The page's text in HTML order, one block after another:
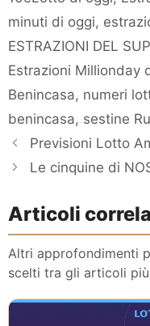
minuti di oggi,
ESTRAZIONI DEL
Estrazioni Millionday
Benincasa, numeri
benincasa, sestine
Previsioni Lotto
Le cinquine di
Articoli
Altri approfondimenti
scelti tra gli articoli